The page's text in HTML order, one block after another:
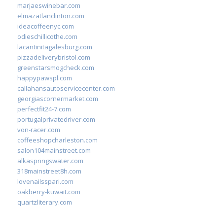
marjaeswinebar.com
elmazatlanclinton.com
ideacoffeenyc.com
odieschillicothe.com
lacantinitagalesburg.com
pizzadeliverybristol.com
greenstarsmogcheck.com
happypawspl.com
callahansautoservicecenter.com
georgiascornermarket.com
perfectfit24-7.com
portugalprivatedriver.com
von-racer.com
coffeeshopcharleston.com
salon104mainstreet.com
alkaspringswater.com
318mainstreet8h.com
lovenailsspari.com
oakberry-kuwait.com
quartzliterary.com